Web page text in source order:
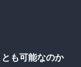
も可能なのか